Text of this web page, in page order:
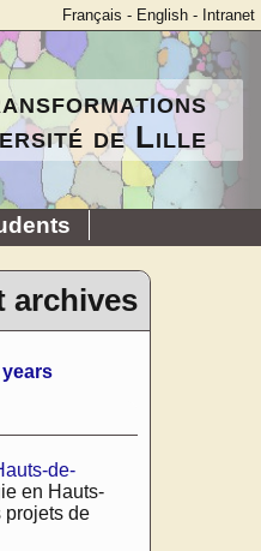
Français - English - Intranet
de Lille
archives
de-
en Hauts-
projets de